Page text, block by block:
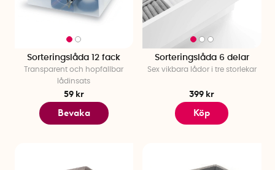
Sorteringslåda 12 fack
Transparent och hopfällbar
lådinsats
59 kr
Bevaka
Sorteringslåda 6 delar
Sex vikbara lådor i tre storlekar
399 kr
Köp